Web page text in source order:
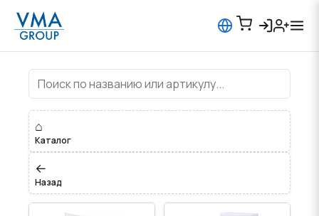
Щиты наружные-накладные
⌂
Каталог
←
Назад